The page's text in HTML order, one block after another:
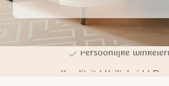
Gratis verzending
Persoonlijke